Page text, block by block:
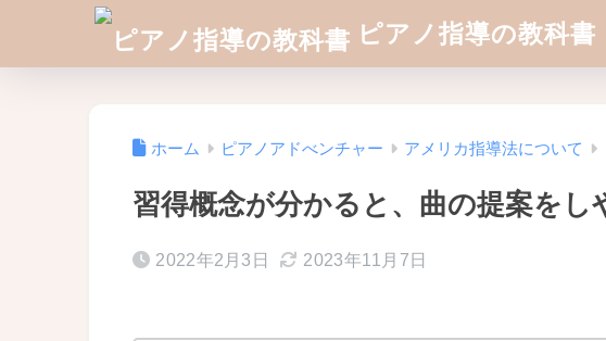
ピアノ指導の教科書
ホーム ピアノアドべンチャー アメリカ指導法について
習得概念が分かると、曲の提案をし
2022年2月3日 2023年11月7日